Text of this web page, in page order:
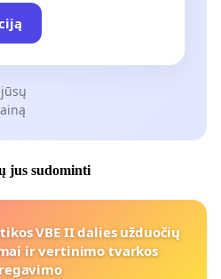
jus sudominti
VBE II dalies užduočių
ir vertinimo tvarkos